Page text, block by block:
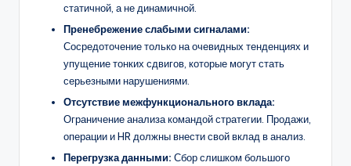
статичной, а не динамичной.
Пренебрежение слабыми сигналами:
Сосредоточение только на очевидных тенденциях и
упущение тонких сдвигов, которые могут стать
серьезными нарушениями.
Отсутствие межфункционального вклада:
Ограничение анализа командой стратегии. Продажи,
операции и HR должны внести свой вклад в анализ.
Перегрузка данными: Сбор слишком большого